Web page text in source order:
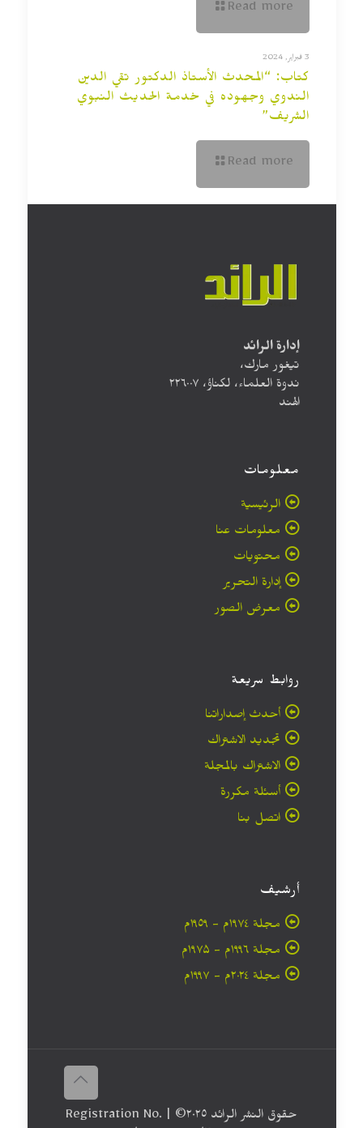
Read more
3 فبراير, 2024
كتاب: “المحدث الأستاذ الدكتور تقي الدين
الندوي وجهوده في خدمة الحديث النبوي
الشريف”
Read more
إدارة الرائد
تيغور مارك،
ندوة العلماء، لكناؤ، ۲۲٦۰۰۷
الهند
معلومات
الرئيسية
معلومات عنا
محتويات
إدارة التحرير
معرض الصور
روابط سريعة
أحدث إصداراتنا
تجديد الاشتراك
الاشتراك بالمجلة
أسئلة مكررة
اتصل بنا
أرشيف
مجلة ۱۹۷٤م - ١٩٥٩م
مجلة ۱۹۹٦م - ۱۹۷۵م
مجلة ۲۰۲٤م - ۱۹۹۷م
حقوق النشر الرائد ٢٠۲٥© | Registration No.